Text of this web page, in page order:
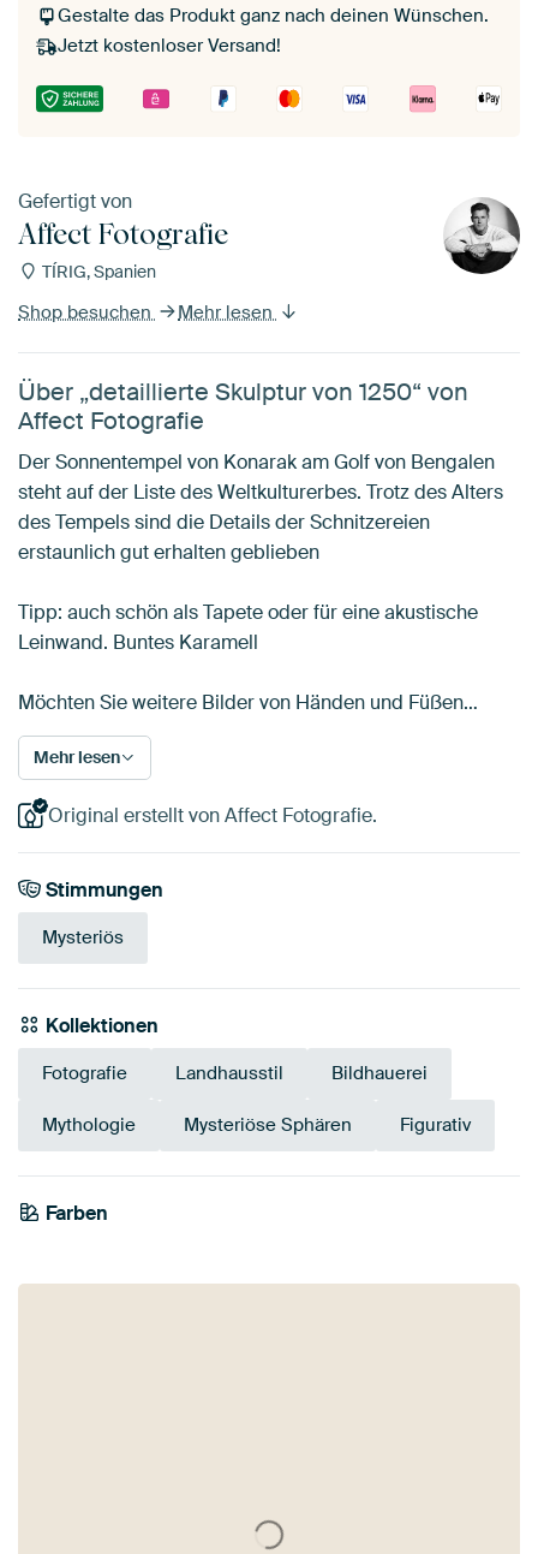
Gestalte das Produkt ganz nach deinen Wünschen.
Jetzt kostenloser Versand!
Gefertigt von
Affect Fotografie
TÍRIG, Spanien
Shop besuchen Mehr lesen
Über „detaillierte Skulptur von 1250“ von
Affect Fotografie
Der Sonnentempel von Konarak am Golf von Bengalen
steht auf der Liste des Weltkulturerbes. Trotz des Alters
des Tempels sind die Details der Schnitzereien
erstaunlich gut erhalten geblieben
Tipp: auch schön als Tapete oder für eine akustische
Leinwand. Buntes Karamell
Möchten Sie weitere Bilder von Händen und Füßen…
Mehr lesen
Original erstellt von Affect Fotografie.
Stimmungen
Mysteriös
Kollektionen
Fotografie Landhausstil Bildhauerei
Mythologie Mysteriöse Sphären Figurativ
Farben
Braun
Beige